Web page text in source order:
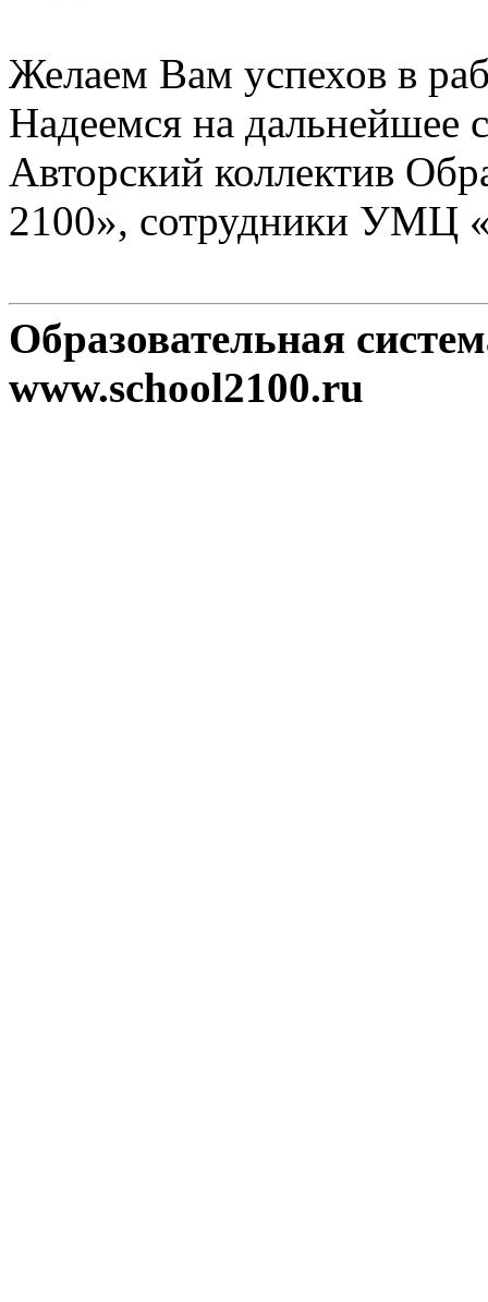
Желаем Вам успехов в
Надеемся на дальнейшее
Авторский коллектив
2100», сотрудники УМЦ
Образовательная
www.school2100.ru